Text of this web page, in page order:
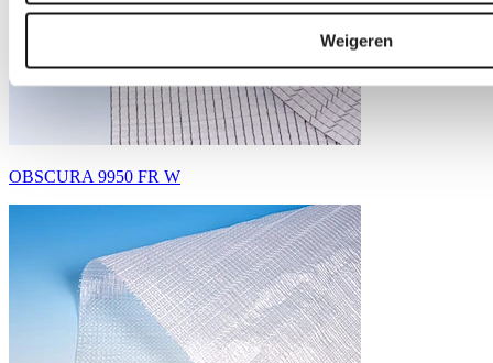
Weigeren
OBSCURA 9950 FR W